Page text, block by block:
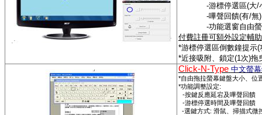
.
-游標停選區(大/
-嗶聲回饋(有/無)
-功能選窗自由
付費註冊可額外設定輔助
*游標停選區倒數鐘提示(
*近接吸附、鎖定(1次)拖
Click-N-Type 中文螢
*自由拖拉螢幕鍵盤大小、位
*功能調整設定:
-按鍵反應延宕及嗶聲回饋
-游標停選時間及嗶聲回饋
-選鍵方式: 滑鼠、掃描式微